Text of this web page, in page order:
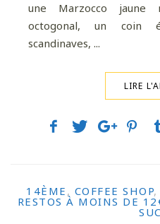
une Marzocco jaune
octogonal, un coin
scandinaves, ...
LIRE
14ÈME , COFFEE SHOP,
RESTOS À MOINS DE